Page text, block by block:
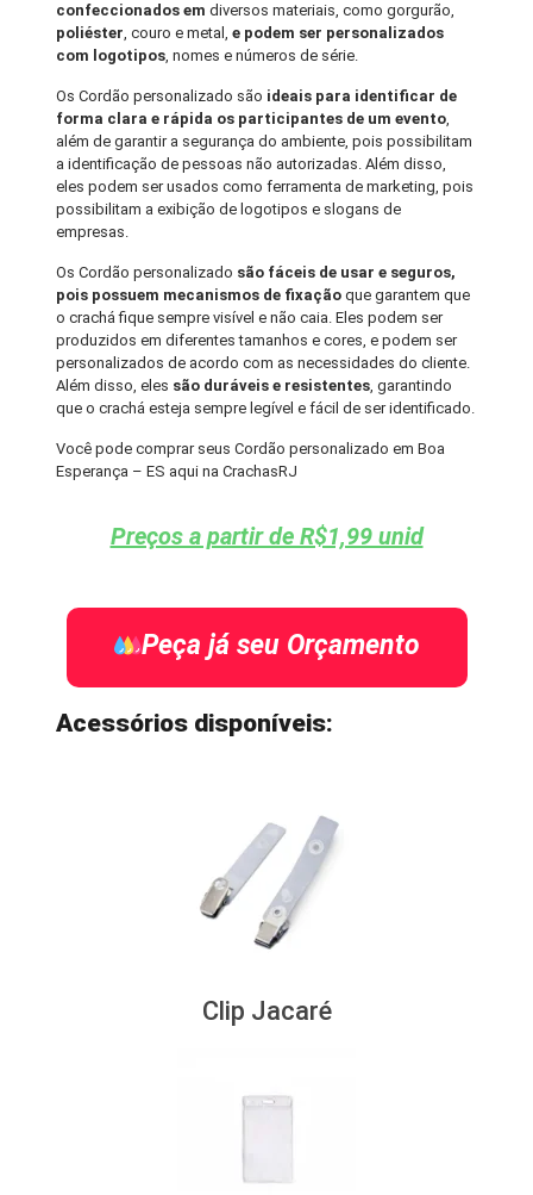
confeccionados emdiversos materiais, como gorgurão,
poliéster, couro e metal,e podem ser personalizados
com logotipos, nomes e números de série.
Os Cordão personalizado são ideais para identificar de
forma clara e rápida os participantes de um evento,
além de garantir a segurança do ambiente, pois possibilitam
a identificação de pessoas não autorizadas. Além disso,
eles podem ser usados como ferramenta de marketing, pois
possibilitam a exibição de logotipos e slogans de
empresas.
Os Cordão personalizado são fáceis de usar e seguros,
pois possuem mecanismos de fixação que garantem que
o crachá fique sempre visível e não caia. Eles podem ser
produzidos em diferentes tamanhos e cores, e podem ser
personalizados de acordo com as necessidades do cliente.
Além disso, eles são duráveis e resistentes, garantindo
que o crachá esteja sempre legível e fácil de ser identificado.
Você pode comprar seus Cordão personalizado em Boa
Esperança – ES aqui na CrachasRJ
Preços a partir de R$1,99 unid
Peça já seu Orçamento
Acessórios disponíveis:
Clip Jacaré